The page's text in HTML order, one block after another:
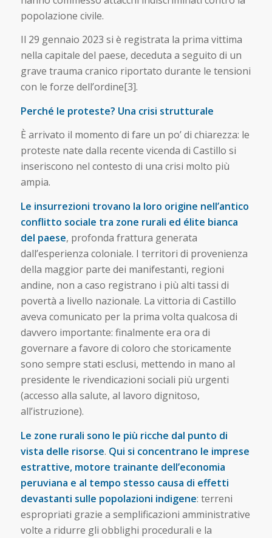
popolazione civile.
Il 29 gennaio 2023 si è registrata la prima vittima
nella capitale del paese, deceduta a seguito di un
grave trauma cranico riportato durante le tensioni
con le forze dell’ordine[3].
Perché le proteste? Una crisi strutturale
È arrivato il momento di fare un po’ di chiarezza: le
proteste nate dalla recente vicenda di Castillo si
inseriscono nel contesto di una crisi molto più
ampia.
Le insurrezioni trovano la loro origine nell’antico
conflitto sociale tra zone rurali ed élite bianca
del paese, profonda frattura generata
dall’esperienza coloniale. I territori di provenienza
della maggior parte dei manifestanti, regioni
andine, non a caso registrano i più alti tassi di
povertà a livello nazionale. La vittoria di Castillo
aveva comunicato per la prima volta qualcosa di
davvero importante: finalmente era ora di
governare a favore di coloro che storicamente
sono sempre stati esclusi, mettendo in mano al
presidente le rivendicazioni sociali più urgenti
(accesso alla salute, al lavoro dignitoso,
all’istruzione).
Le zone rurali sono le più ricche dal punto di
vista delle risorse. Qui si concentrano le imprese
estrattive, motore trainante dell’economia
peruviana e al tempo stesso causa di effetti
devastanti sulle popolazioni indigene: terreni
espropriati grazie a semplificazioni amministrative
volte a ridurre gli obblighi procedurali e la